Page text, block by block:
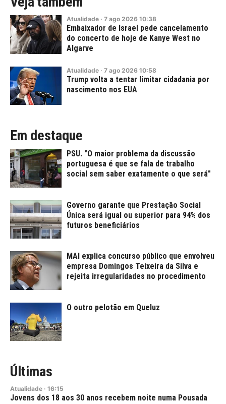
Atualidade · 7 ago 2026 10:38
Embaixador de Israel pede cancelamento
do concerto de hoje de Kanye West no
Algarve
Atualidade · 7 ago 2026 10:58
Trump volta a tentar limitar cidadania por
nascimento nos EUA
Em destaque
PSU. "O maior problema da discussão
portuguesa é que se fala de trabalho
social sem saber exatamente o que será"
Governo garante que Prestação Social
Única será igual ou superior para 94% dos
futuros beneficiários
MAI explica concurso público que envolveu
empresa Domingos Teixeira da Silva e
rejeita irregularidades no procedimento
O outro pelotão em Queluz
Últimas
Atualidade · 16:15
Jovens dos 18 aos 30 anos recebem noite numa Pousada